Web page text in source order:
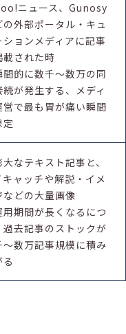
ニュース、Gunosy
の外部ポータル・キュ
ションメディアに記事
載された時
間的に数千〜数万の同
続が発生する、メディ
営で最も胃が痛い瞬間
定
大なテキスト記事と、
キャッチや解説・イメ
などの大量画像
用期間が長くなるにつ
過去記事のストックが
〜数万記事規模に積み